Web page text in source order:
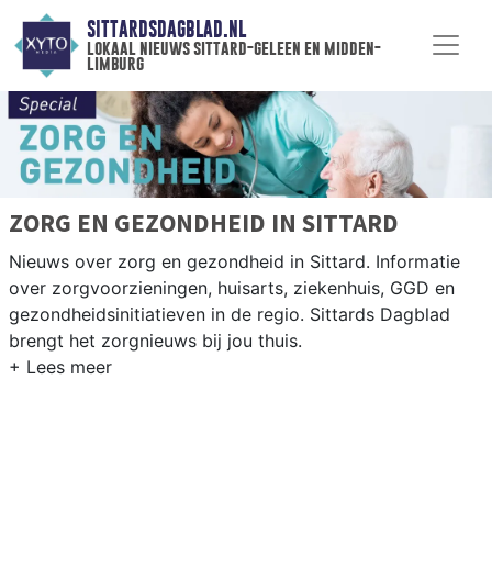
SITTARDSDAGBLAD.NL
lokaal nieuws sittard-geleen en midden-
limburg
ZORG EN GEZONDHEID IN SITTARD
Nieuws over zorg en gezondheid in Sittard. Informatie
over zorgvoorzieningen, huisarts, ziekenhuis, GGD en
gezondheidsinitiatieven in de regio. Sittards Dagblad
brengt het zorgnieuws bij jou thuis.